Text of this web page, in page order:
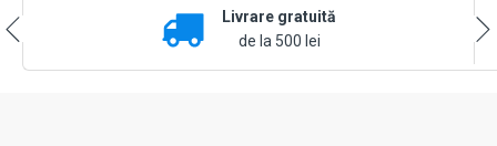
Livrare gratuită
de la 500 lei